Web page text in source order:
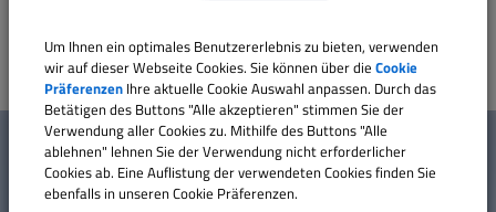
Gemeindeteile
Dorfwettbewerb
Mitteilungsblatt
W
Mehr entdecken
Kontakt
Um Ihnen ein optimales Benutzererlebnis zu bieten, verwenden
wir auf dieser Webseite Cookies. Sie können über die Cookie
Präferenzen Ihre aktuelle Cookie Auswahl anpassen. Durch das
Betätigen des Buttons "Alle akzeptieren" stimmen Sie der
Verwendung aller Cookies zu. Mithilfe des Buttons "Alle
ablehnen" lehnen Sie der Verwendung nicht erforderlicher
Cookies ab. Eine Auflistung der verwendeten Cookies finden Sie
ebenfalls in unseren Cookie Präferenzen.